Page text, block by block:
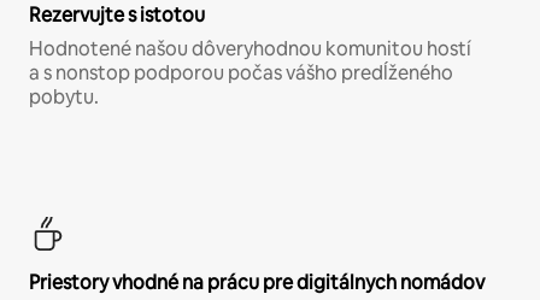
Rezervujte s istotou
Hodnotené našou dôveryhodnou komunitou hostí
a s nonstop podporou počas vášho predĺženého
pobytu.
Priestory vhodné na prácu pre digitálnych nomádov